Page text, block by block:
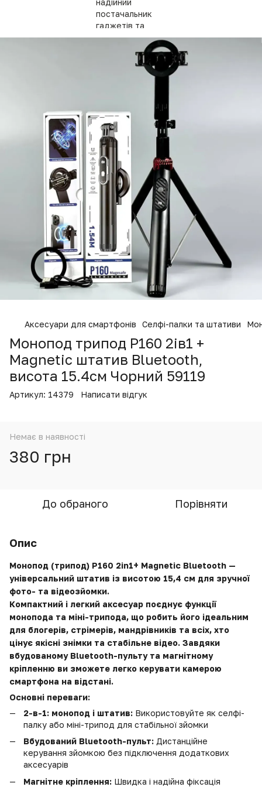
Аксесуари для смартфонів Селфі-палки та штативи
Монопод трипод P160 2iв1 +
Magnetic штатив Bluetooth,
висота 15.4см Чорний 59119
Артикул: 14379 Написати відгук
Немає в наявності
380 грн
До обраного Порівняти
Опис
Монопод (трипод) P160 2in1+ Magnetic Bluetooth —
універсальний штатив із висотою 15,4 см для зручної
фото- та відеозйомки.
Компактний і легкий аксесуар поєднує функції
монопода та міні-трипода, що робить його ідеальним
для блогерів, стрімерів, мандрівників та всіх, хто
цінує якісні знімки та стабільне відео. Завдяки
вбудованому Bluetooth-пульту та магнітному
кріпленню ви зможете легко керувати камерою
смартфона на відстані.
Основні переваги:
2-в-1: монопод і штатив: Використовуйте як селфі-
палку або міні-трипод для стабільної зйомки
Вбудований Bluetooth-пульт: Дистанційне
керування зйомкою без підключення додаткових
аксесуарів
Магнітне кріплення: Швидка і надійна фіксація